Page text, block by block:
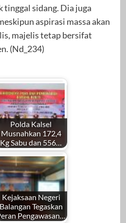
tinggal sidang. Dia juga
aspirasi massa akan
majelis tetap bersifat
(Nd_234)
Polda Kalsel
Musnahkan 172,4
Kg Sabu dan 556…
Kejaksaan Negeri
Balangan Tegaskan
Pengawasan…